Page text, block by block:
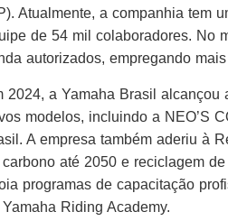
Atualmente, a companhia tem
de 54 mil colaboradores. No
autorizados, empregando
2024, a Yamaha Brasil
modelos, incluindo a NEO’S
A empresa também aderiu à
até 2050 e reciclagem
programas de capacitação
Riding Academy.